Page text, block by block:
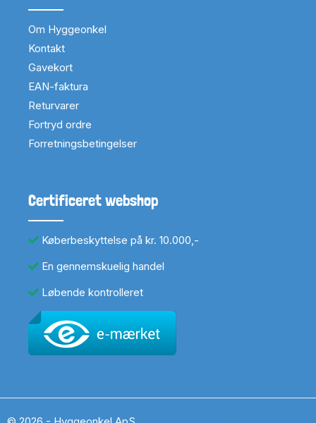
Om Hyggeonkel
Kontakt
Gavekort
EAN-faktura
Returvarer
Fortryd ordre
Forretningsbetingelser
Certificeret webshop
Køberbeskyttelse på kr. 10.000,-
En gennemskuelig handel
Løbende kontrolleret